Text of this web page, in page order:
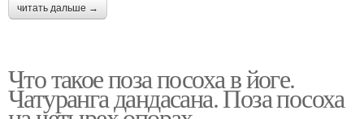
читать дальше →
Что такое поза посоха в йоге.
Чатуранга дандасана. Поза посоха